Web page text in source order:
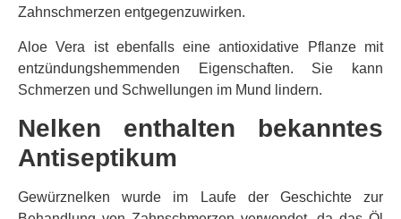
Zahnschmerzen entgegenzuwirken.
Aloe Vera ist ebenfalls eine antioxidative Pflanze mit
entzündungshemmenden Eigenschaften. Sie kann
Schmerzen und Schwellungen im Mund lindern.
Nelken enthalten bekanntes
Antiseptikum
Gewürznelken wurde im Laufe der Geschichte zur